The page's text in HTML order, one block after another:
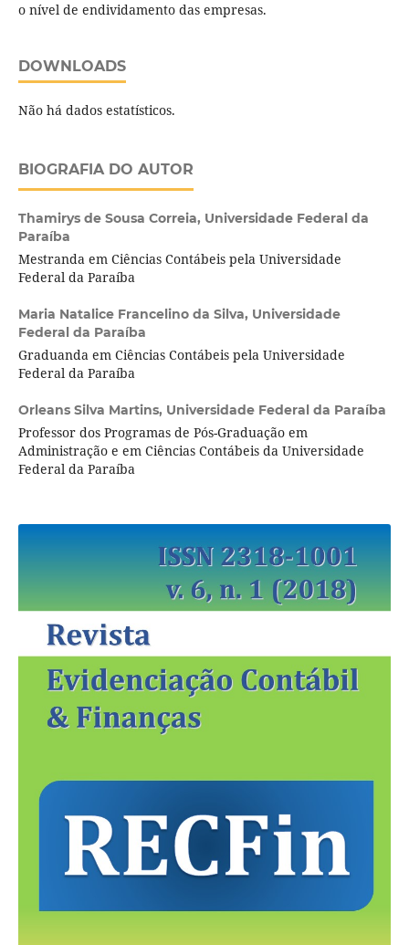
o nível de endividamento das empresas.
DOWNLOADS
Não há dados estatísticos.
BIOGRAFIA DO AUTOR
Thamirys de Sousa Correia, Universidade Federal da
Paraíba
Mestranda em Ciências Contábeis pela Universidade
Federal da Paraíba
Maria Natalice Francelino da Silva, Universidade
Federal da Paraíba
Graduanda em Ciências Contábeis pela Universidade
Federal da Paraíba
Orleans Silva Martins, Universidade Federal da Paraíba
Professor dos Programas de Pós-Graduação em
Administração e em Ciências Contábeis da Universidade
Federal da Paraíba